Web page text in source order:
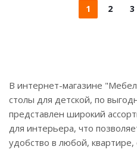
1 2 3
В интернет-магазине
столы для детской, по
представлен широкий
для интерьера, что
удобство в любой,